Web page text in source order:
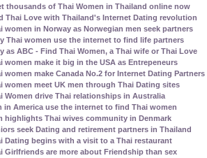
thousands of Thai Women in Thailand online now
Thai Love with Thailand's Internet Dating revolution
women in Norway as Norwegian men seek partners
Thai women use the internet to find life partners
as ABC - Find Thai Women, a Thai wife or Thai Love
women make it big in the USA as Entrepeneurs
women make Canada No.2 for Internet Dating Partners
women meet UK men through Thai Dating sites
Women drive Thai relationships in Australia
in America use the internet to find Thai women
highlights Thai wives community in Denmark
seek Dating and retirement partners in Thailand
Dating begins with a visit to a Thai restaurant
Girlfriends are more about Friendship than sex